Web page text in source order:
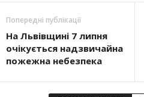
Попередні публікації
На Львівщині 7 липня
очікується надзвичайна
пожежна небезпека